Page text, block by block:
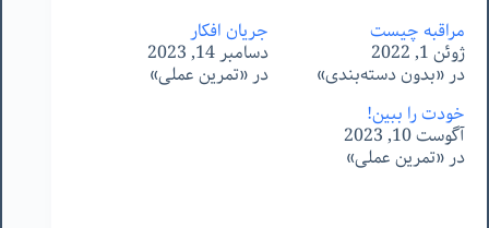
مراقبه چیست
ژوئن 1, 2022
در «بدون دسته‌بندی»
جریان افکار
دسامبر 14, 2023
در «تمرین عملی»
خودت را ببین!
آگوست 10, 2023
در «تمرین عملی»